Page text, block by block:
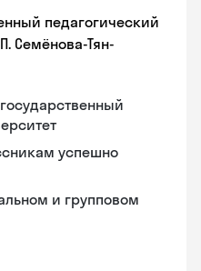
педагогический
Семёнова-Тян-
успешно
и групповом